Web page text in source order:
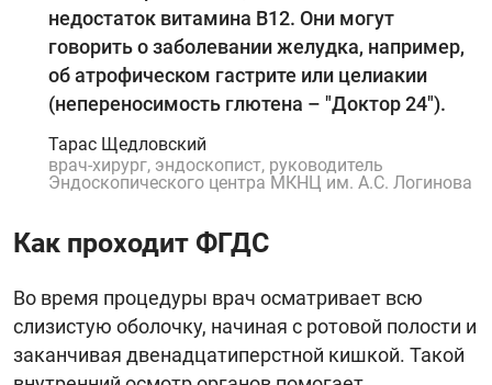
недостаток витамина В12. Они могут
говорить о заболевании желудка, например,
об атрофическом гастрите или целиакии
(непереносимость глютена – "Доктор 24").
Тарас Щедловский
врач-хирург, эндоскопист, руководитель
Эндоскопического центра МКНЦ им. А.С. Логинова
Как проходит ФГДС
Во время процедуры врач осматривает всю
слизистую оболочку, начиная с ротовой полости и
заканчивая двенадцатиперстной кишкой. Такой